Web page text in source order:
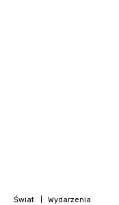
Świat Wydarzenia